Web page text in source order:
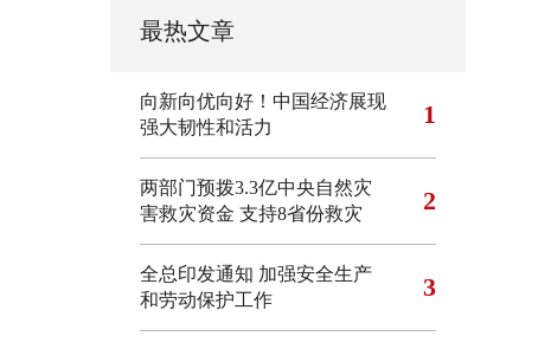
最热文章
向新向优向好！中国经济展现
强大韧性和活力
1
两部门预拨3.3亿中央自然灾
害救灾资金 支持8省份救灾
2
全总印发通知 加强安全生产
和劳动保护工作
3